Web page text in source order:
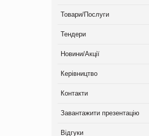
Товари/Послуги
Тендери
Новини/Акції
Керівництво
Контакти
Завантажити презентацію
Відгуки